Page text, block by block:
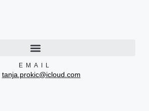
EMAIL
tanja.prokic@icloud.com